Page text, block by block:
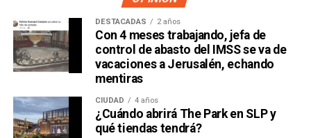
DESTACADAS 2 años
Con 4 meses trabajando, jefa de
control de abasto del IMSS se va de
vacaciones a Jerusalén, echando
mentiras
CIUDAD 4 años
¿Cuándo abrirá The Park en SLP y
qué tiendas tendrá?